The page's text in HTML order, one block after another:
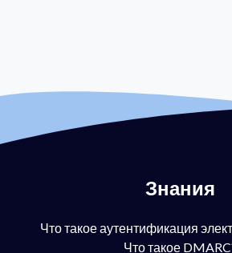
Знания
Что такое аутентификация
Что такое